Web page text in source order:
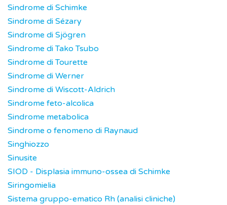
Sindrome di Schimke
Sindrome di Sézary
Sindrome di Sjögren
Sindrome di Tako Tsubo
Sindrome di Tourette
Sindrome di Werner
Sindrome di Wiscott-Aldrich
Sindrome feto-alcolica
Sindrome metabolica
Sindrome o fenomeno di Raynaud
Singhiozzo
Sinusite
SIOD - Displasia immuno-ossea di Schimke
Siringomielia
Sistema gruppo-ematico Rh (analisi cliniche)